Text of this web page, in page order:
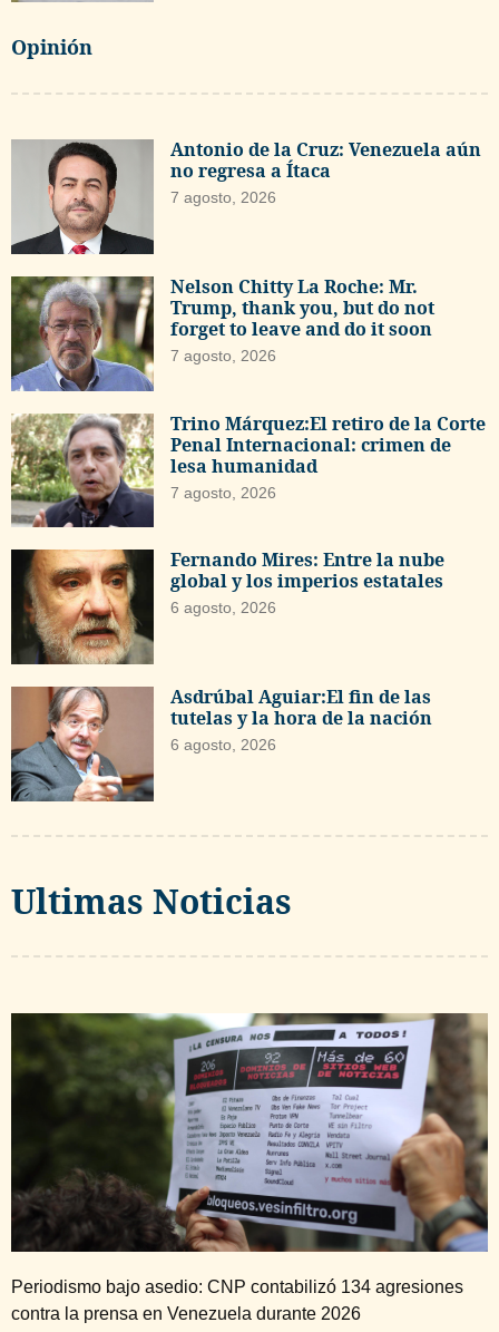
Opinión
Antonio de la Cruz: Venezuela aún
no regresa a Ítaca
7 agosto, 2026
Nelson Chitty La Roche: Mr.
Trump, thank you, but do not
forget to leave and do it soon
7 agosto, 2026
Trino Márquez:El retiro de la Corte
Penal Internacional: crimen de
lesa humanidad
7 agosto, 2026
Fernando Mires: Entre la nube
global y los imperios estatales
6 agosto, 2026
Asdrúbal Aguiar:El fin de las
tutelas y la hora de la nación
6 agosto, 2026
Ultimas Noticias
Periodismo bajo asedio: CNP contabilizó 134 agresiones
contra la prensa en Venezuela durante 2026